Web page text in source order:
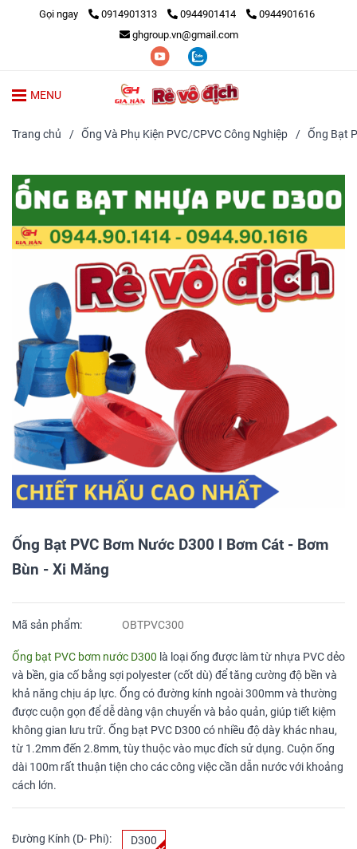
Gọi ngay 0914901313 0944901414
0944901616
ghgroup.vn@gmail.com
MENU
Trang chủ / Ống Và Phụ Kiện PVC/CPVC Công Nghiệp / Ống Bạt
Ống Bạt PVC Bơm Nước D300 l Bơm Cát - Bơm
Bùn - Xi Măng
Mã sản phẩm: OBTPVC300
Ống bạt PVC bơm nước D300 là loại ống được làm từ nhựa PVC dẻo
và bền, gia cố bằng sợi polyester (cốt dù) để tăng cường độ bền và
khả năng chịu áp lực. Ống có đường kính ngoài 300mm và thường
được cuộn gọn để dễ dàng vận chuyển và bảo quản, giúp tiết kiệm
không gian lưu trữ. Ống bạt PVC D300 có nhiều độ dày khác nhau,
từ 1.2mm đến 2.8mm, tùy thuộc vào mục đích sử dụng. Cuộn ống
dài 100m rất thuận tiện cho các công việc cần dẫn nước với khoảng
cách lớn.
Đường Kính (D- Phi): D300